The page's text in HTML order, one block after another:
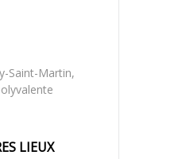
Saint-Martin,
LIEUX